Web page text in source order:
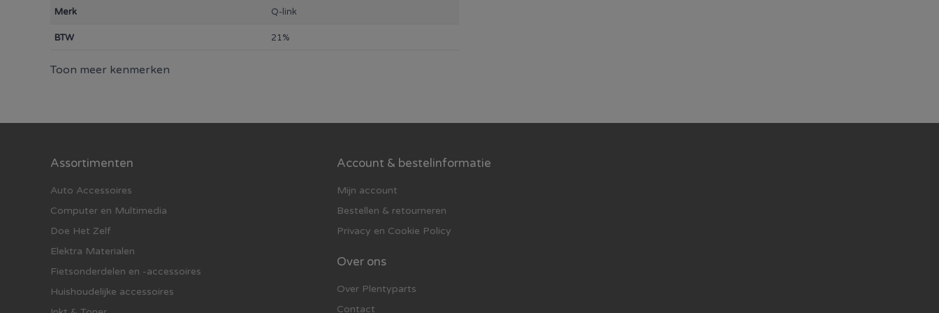
Merk Q-link
BTW 21%
Toon meer kenmerken
Assortimenten
Auto Accessoires
Computer en Multimedia
Doe Het Zelf
Elektra Materialen
Fietsonderdelen en -accessoires
Huishoudelijke accessoires
Account & bestelinformatie
Mijn account
Bestellen & retourneren
Privacy en Cookie Policy
Over ons
Over Plentyparts
Contact